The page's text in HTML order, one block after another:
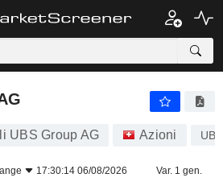
UBS Group AG Azioni
17:30:14 06/08/2026 Var. 1 gen.